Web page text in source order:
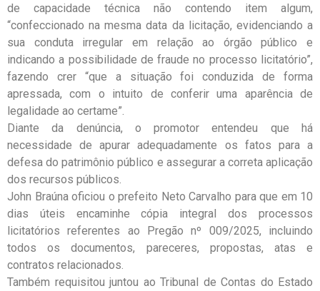
de capacidade técnica não contendo item algum,
“confeccionado na mesma data da licitação, evidenciando a
sua conduta irregular em relação ao órgão público e
indicando a possibilidade de fraude no processo licitatório”,
fazendo crer “que a situação foi conduzida de forma
apressada, com o intuito de conferir uma aparência de
legalidade ao certame”.
Diante da denúncia, o promotor entendeu que há
necessidade de apurar adequadamente os fatos para a
defesa do patrimônio público e assegurar a correta aplicação
dos recursos públicos.
John Braúna oficiou o prefeito Neto Carvalho para que em 10
dias úteis encaminhe cópia integral dos processos
licitatórios referentes ao Pregão nº 009/2025, incluindo
todos os documentos, pareceres, propostas, atas e
contratos relacionados.
Também requisitou juntou ao Tribunal de Contas do Estado